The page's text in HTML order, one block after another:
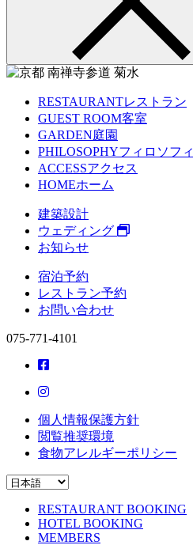
RESTAURANTレストラン
GUEST ROOM客室
GARDEN庭園
PHILOSOPHYフィロソフィ
ACCESSアクセス
HOMEホーム
建築設計
ウェディング
お知らせ
宿泊予約
レストラン予約
お問い合わせ
075-771-4101
個人情報保護方針
閲覧推奨環境
食物アレルギーポリシー
RESTAURANT BOOKING
HOTEL BOOKING
MEMBERS